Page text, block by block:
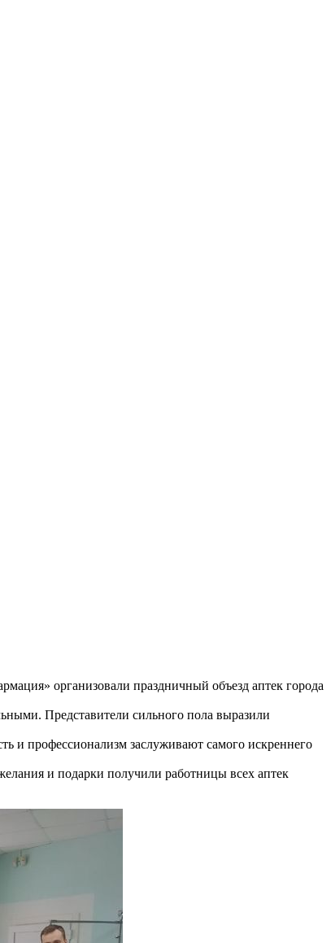
организовали праздничный объезд аптек города
Представители сильного пола выразили
и профессионализм заслуживают самого искреннего
и подарки получили работницы всех аптек